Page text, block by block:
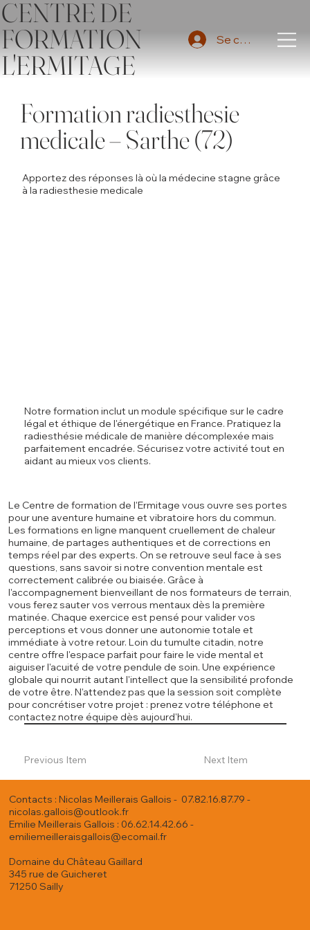
CENTRE DE
FORMATION
L'ERMITAGE
Se connecter
Formation radiesthesie
medicale – Sarthe (72)
Apportez des réponses là où la médecine stagne grâce
à la radiesthesie medicale
Notre formation inclut un module spécifique sur le cadre
légal et éthique de l'énergétique en France. Pratiquez la
radiesthésie médicale de manière décomplexée mais
parfaitement encadrée. Sécurisez votre activité tout en
aidant au mieux vos clients.
Le Centre de formation de l'Ermitage vous ouvre ses portes
pour une aventure humaine et vibratoire hors du commun.
Les formations en ligne manquent cruellement de chaleur
humaine, de partages authentiques et de corrections en
temps réel par des experts. On se retrouve seul face à ses
questions, sans savoir si notre convention mentale est
correctement calibrée ou biaisée. Grâce à
l'accompagnement bienveillant de nos formateurs de terrain,
vous ferez sauter vos verrous mentaux dès la première
matinée. Chaque exercice est pensé pour valider vos
perceptions et vous donner une autonomie totale et
immédiate à votre retour. Loin du tumulte citadin, notre
centre offre l'espace parfait pour faire le vide mental et
aiguiser l'acuité de votre pendule de soin. Une expérience
globale qui nourrit autant l'intellect que la sensibilité profonde
de votre être. N'attendez pas que la session soit complète
pour concrétiser votre projet : prenez votre téléphone et
contactez notre équipe dès aujourd'hui.
Previous Item Next Item
Contacts : Nicolas Meillerais Gallois - 07.82.16.87.79 -
nicolas.gallois@outlook.fr
Emilie Meillerais Gallois : 06.62.14.42.66 -
emiliemeilleraisgallois@ecomail.fr
Domaine du Château Gaillard
345 rue de Guicheret
71250 Sailly